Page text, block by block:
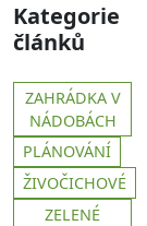
Kategorie
článků
ZAHRÁDKA V
NÁDOBÁCH
PLÁNOVÁNÍ
ŽIVOČICHOVÉ
ZELENÉ